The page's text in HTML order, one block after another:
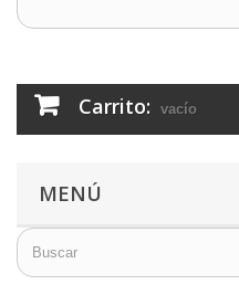
Carrito: vacío
MENÚ